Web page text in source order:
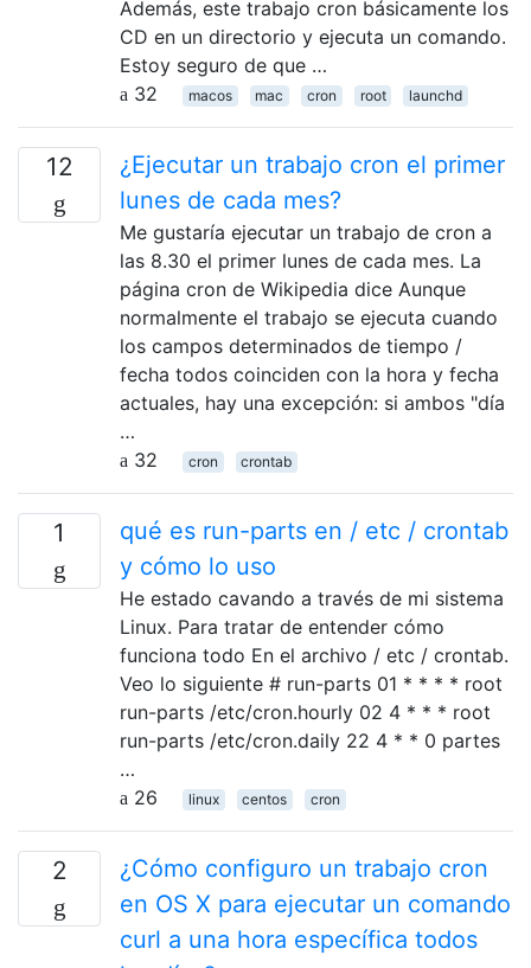
Además, este trabajo cron básicamente los
CD en un directorio y ejecuta un comando.
Estoy seguro de que …
32
macos mac cron root launchd
12
¿Ejecutar un trabajo cron el primer
lunes de cada mes?
Me gustaría ejecutar un trabajo de cron a
las 8.30 el primer lunes de cada mes. La
página cron de Wikipedia dice Aunque
normalmente el trabajo se ejecuta cuando
los campos determinados de tiempo /
fecha todos coinciden con la hora y fecha
actuales, hay una excepción: si ambos "día
…
32
cron crontab
1
qué es run-parts en / etc / crontab
y cómo lo uso
He estado cavando a través de mi sistema
Linux. Para tratar de entender cómo
funciona todo En el archivo / etc / crontab.
Veo lo siguiente # run-parts 01 * * * * root
run-parts /etc/cron.hourly 02 4 * * * root
run-parts /etc/cron.daily 22 4 * * 0 partes
…
26
linux centos cron
2
¿Cómo configuro un trabajo cron
en OS X para ejecutar un comando
curl a una hora específica todos